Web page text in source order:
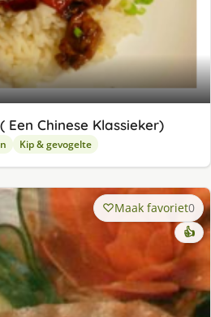
Een Chinese Klassieker)
Kip & gevogelte
Maak favoriet0
👍